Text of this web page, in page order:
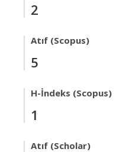
2
Atıf (Scopus)
5
H-İndeks (Scopus)
1
Atıf (Scholar)